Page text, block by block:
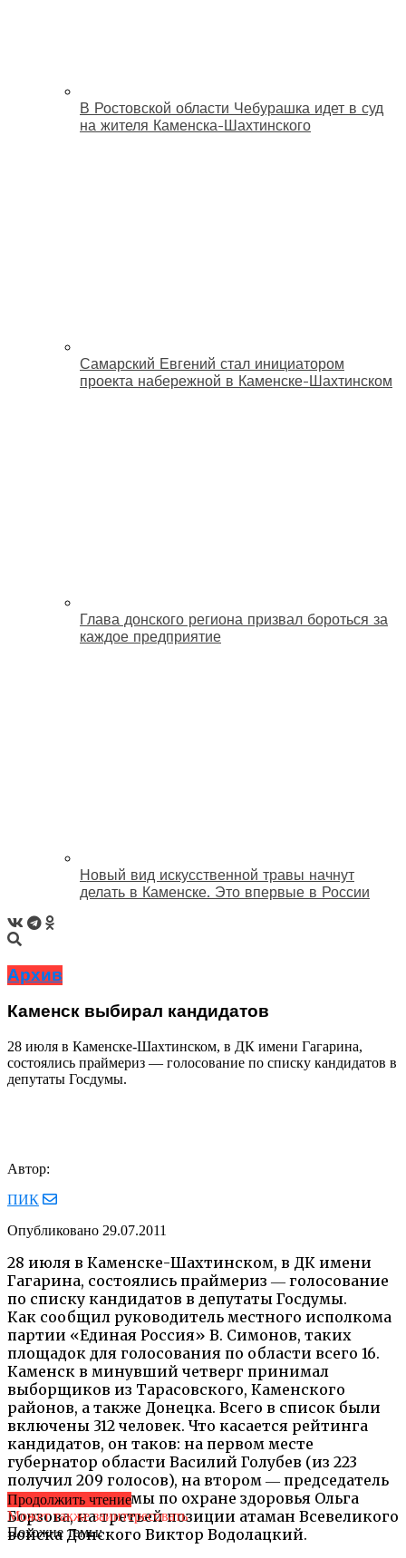
В Ростовской области Чебурашка идет в суд
на жителя Каменска-Шахтинского
Самарский Евгений стал инициатором
проекта набережной в Каменске-Шахтинском
Глава донского региона призвал бороться за
каждое предприятие
Новый вид искусственной травы начнут
делать в Каменске. Это впервые в России
Архив
Каменск выбирал кандидатов
28 июля в Каменске-Шахтинском, в ДК имени Гагарина,
состоялись праймериз ― голосование по списку кандидатов в
депутаты Госдумы.
Автор:
ПИК
Опубликовано 29.07.2011
28 июля в Каменске-Шахтинском, в ДК имени
Гагарина, состоялись праймериз ― голосование
по списку кандидатов в депутаты Госдумы.
Как сообщил руководитель местного исполкома
партии «Единая Россия» В. Симонов, таких
площадок для голосования по области всего 16.
Каменск в минувший четверг принимал
выборщиков из Тарасовского, Каменского
районов, а также Донецка. Всего в список были
включены 312 человек. Что касается рейтинга
кандидатов, он таков: на первом месте
губернатор области Василий Голубев (из 223
получил 209 голосов), на втором ― председатель
Комитета Госдумы по охране здоровья Ольга
Борзова, на третьей позиции атаман Всевеликого
войска Донского Виктор Водолацкий.
Продолжить чтение
Может также заинтересовать
Похожие темы: